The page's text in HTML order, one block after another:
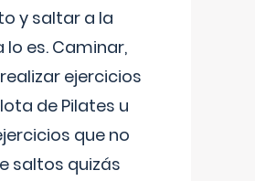
y saltar a la
es. Caminar,
ejercicios
de Pilates u
que no
saltos quizás